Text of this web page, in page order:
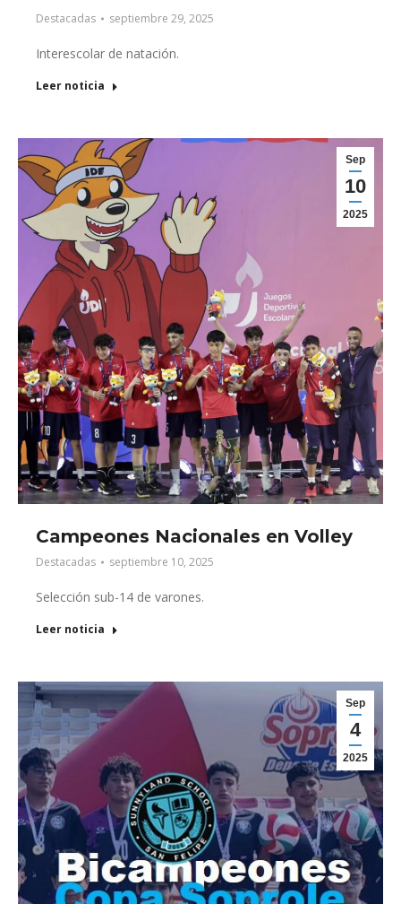
Destacadas septiembre 29, 2025
Interescolar de natación.
Leer noticia
Sep
10
2025
Campeones Nacionales en Volley
Destacadas septiembre 10, 2025
Selección sub-14 de varones.
Leer noticia
Sep
4
2025